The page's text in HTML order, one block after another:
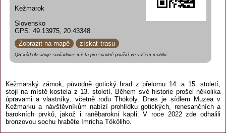
Kežmarok
Slovensko
GPS: 49.13975, 20.43348
Zobrazit na mapě
získať trasu
QR kód obsahuje souřadnice místa pro snadné použití ve vašem mobilu.
Kežmarský zámok, původně gotický hrad z přelomu 14. a 15. století,
stojí na místě kostela z 13. století. Během své historie prošel několika
úpravami a vlastníky, včetně rodu Thököly. Dnes je sídlem Muzea v
Kežmarku a návštěvníkům nabízí prohlídku gotických, renesančních a
barokních prvků, jakož i raněbarokní kapli. V roce 2022 zde odhalili
bronzovou sochu hraběte Imricha Tököliho.